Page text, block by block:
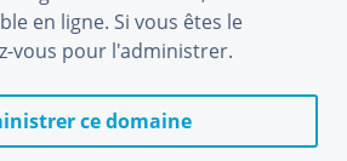
en ligne. Si vous êtes le
vous pour l'administrer.
ce domaine